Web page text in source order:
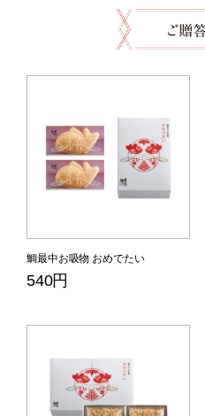
鯛最中お吸物 おめでたい
540円